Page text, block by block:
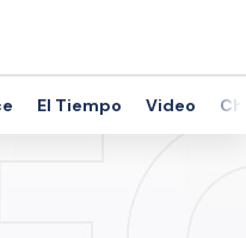
El Tiempo Video